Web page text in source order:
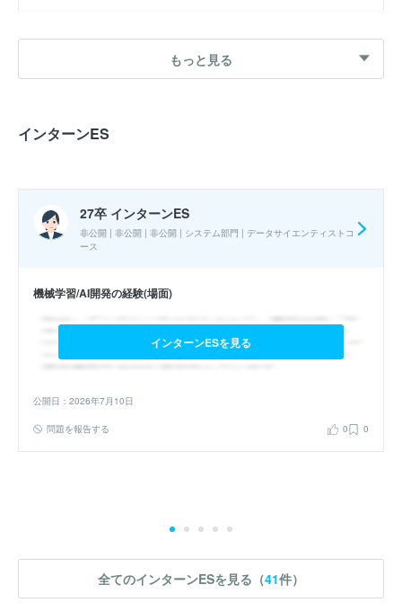
選考フロー : エントリーシート
実施時期 : 2025年9月開催 / 期間 : 5日間 / インターンの形式 : ワー
ク・ケーススタディ / コース : リテールエキスパートコース / 職種 :
参加人数 : 50人
マーチがボリュームゾーンだといわれていた。そ
インターンシップへの参加が本選考でも有利になると思いました
エントリーシート
グループディスカッション 筆記試験
もっと見る
インターンES
27卒 インターンES
非公開 | 非公開 | 非公開 | システム部門 | データサイエンティストコ
ース
機械学習/AI開発の経験(場面)
インターンESを見る
公開日：2026年7月10日
問題を報告する 0 0
全てのインターンESを見る（41件）